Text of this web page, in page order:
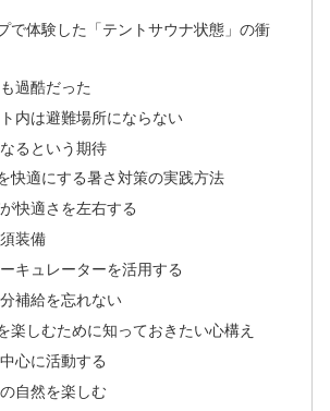
で体験した「テントサウナ状態」の衝
過酷だった
内は避難場所にならない
るという期待
快適にする暑さ対策の実践方法
快適さを左右する
装備
キュレーターを活用する
補給を忘れない
楽しむために知っておきたい心構え
心に活動する
自然を楽しむ